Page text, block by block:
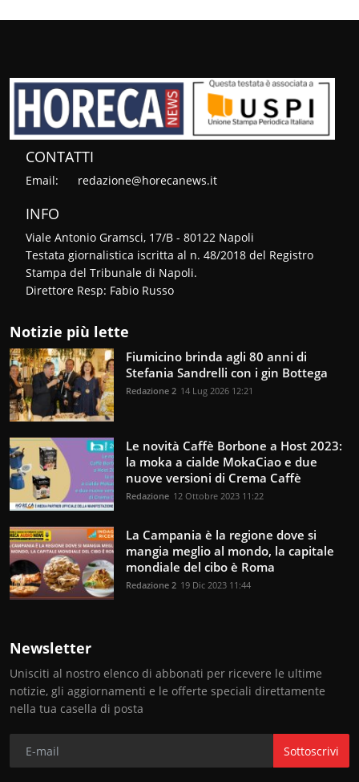
CONTATTI
Email: redazione@horecanews.it
INFO
Viale Antonio Gramsci, 17/B - 80122 Napoli
Testata giornalistica iscritta al n. 48/2018 del Registro
Stampa del Tribunale di Napoli.
Direttore Resp: Fabio Russo
Notizie più lette
Fiumicino brinda agli 80 anni di
Stefania Sandrelli con i gin Bottega
Redazione 2 14 Lug 2026 12:21
Le novità Caffè Borbone a Host 2023:
la moka a cialde MokaCiao e due
nuove versioni di Crema Caffè
Redazione 12 Ottobre 2023 11:22
La Campania è la regione dove si
mangia meglio al mondo, la capitale
mondiale del cibo è Roma
Redazione 2 19 Dic 2023 11:44
Newsletter
Unisciti al nostro elenco di abbonati per ricevere le ultime
notizie, gli aggiornamenti e le offerte speciali direttamente
nella tua casella di posta
Sottoscrivi